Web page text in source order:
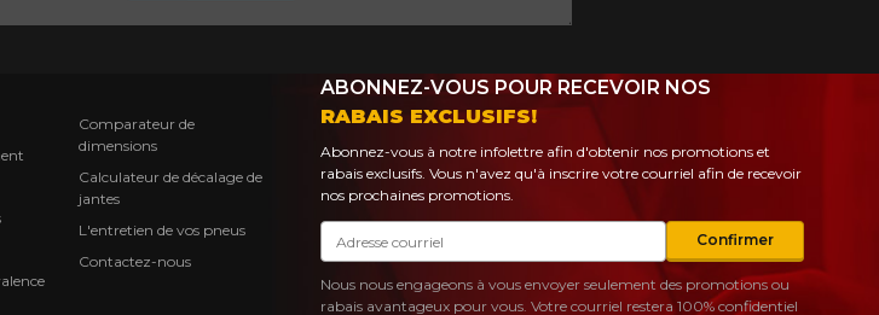
Comparateur de
dimensions
Calculateur de décalage de
jantes
L'entretien de vos pneus
Contactez-nous
ABONNEZ-VOUS POUR RECEVOIR NOS
RABAIS EXCLUSIFS!
Abonnez-vous à notre infolettre afin d'obtenir nos promotions et
rabais exclusifs. Vous n'avez qu'à inscrire votre courriel afin de recevoir
nos prochaines promotions.
Courriel
Confirmer
Nous nous engageons à vous envoyer seulement des promotions ou
rabais avantageux pour vous. Votre courriel restera 100% confidentiel